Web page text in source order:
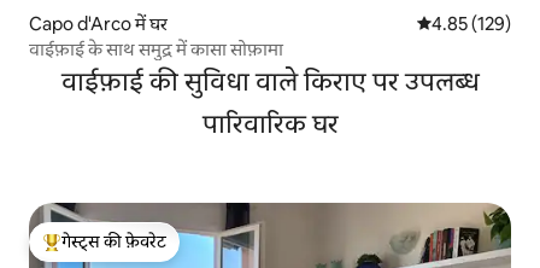
Capo d'Arco में घर औसत रेटिंग 5 में से
4.85 (129)
वाईफ़ाई के साथ समुद्र में कासा सोफ़ामा
वाईफ़ाई की सुविधा वाले किराए पर उपलब्ध
पारिवारिक घर
गेस्ट्स का टॉप फ़ेवरेट
गेस्ट्स की फ़ेवरेट